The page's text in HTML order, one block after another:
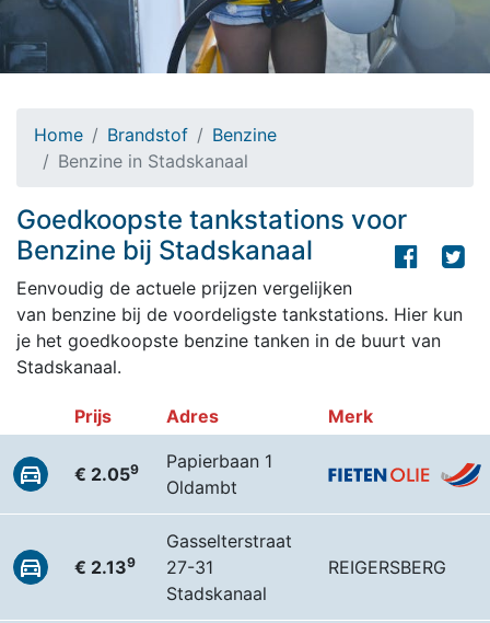
Home Brandstof
Benzine
Benzine in Stadskanaal
Goedkoopste tankstations voor
Benzine bij Stadskanaal
Eenvoudig de actuele prijzen vergelijken
van benzine bij de voordeligste tankstations. Hier kun
je het goedkoopste benzine tanken in de buurt van
Stadskanaal.
Prijs Adres Merk
€ 2.059
Papierbaan 1
Oldambt
€ 2.139
Gasselterstraat
27-31
Stadskanaal
REIGERSBERG